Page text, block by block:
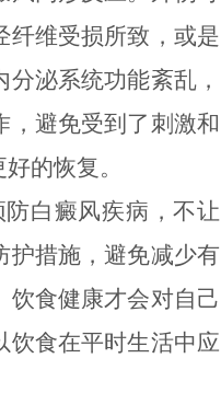
纤维受损所致，或是
泌系统功能紊乱，
，避免受到了刺激和
的恢复。
白癜风疾病，不让
护措施，避免减少有
饮食健康才会对自己
饮食在平时生活中应